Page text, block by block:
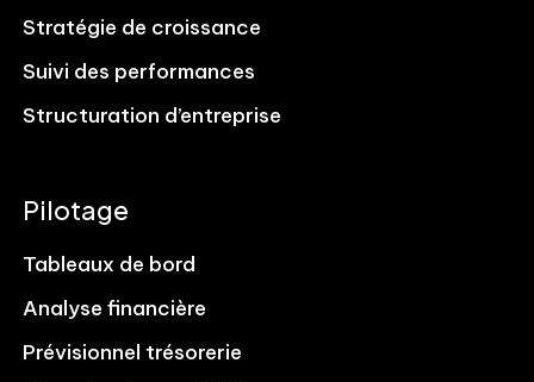
Stratégie de croissance
Suivi des performances
Structuration d’entreprise
Pilotage
Tableaux de bord
Analyse financière
Prévisionnel trésorerie